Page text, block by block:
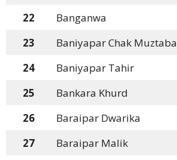
22
Banganwa
23
Baniyapar Chak Muztaba
24
Baniyapar Tahir
25
Bankara Khurd
26
Baraipar Dwarika
27
Baraipar Malik